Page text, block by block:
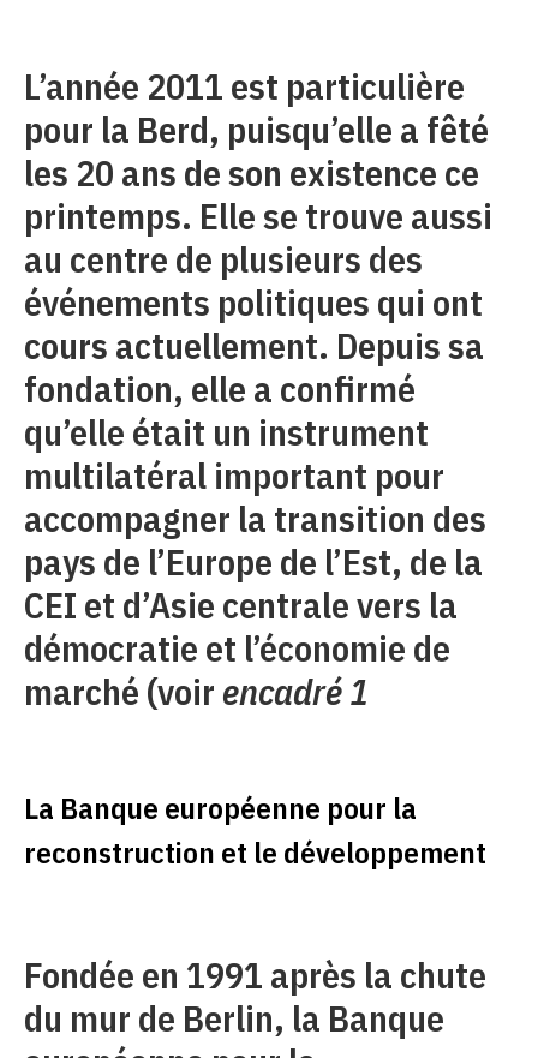
L’année 2011 est particulière
pour la Berd, puisqu’elle a fêté
les 20 ans de son existence ce
printemps. Elle se trouve aussi
au centre de plusieurs des
événements politiques qui ont
cours actuellement. Depuis sa
fondation, elle a confirmé
qu’elle était un instrument
multilatéral important pour
accompagner la transition des
pays de l’Europe de l’Est, de la
CEI et d’Asie centrale vers la
démocratie et l’économie de
marché (voir encadré 1
La Banque européenne pour la
reconstruction et le développement
Fondée en 1991 après la chute
du mur de Berlin, la Banque